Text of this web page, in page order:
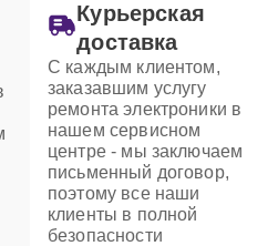
Курьерская
доставка
С каждым клиентом,
заказавшим услугу
ремонта электроники в
нашем сервисном
центре - мы заключаем
письменный договор,
поэтому все наши
клиенты в полной
безопасности